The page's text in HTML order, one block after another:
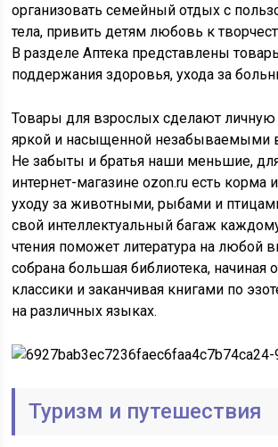
организовать семейный отдых с
тела, привить детям любовь к
В разделе Аптека представлены
поддержания здоровья, ухода за
Товары для взрослых сделают
яркой и насыщенной незабываемыми
Не забыты и братья наши меньшие,
интернет-магазине ozon.ru есть корма
уходу за животными, рыбами и
свой интеллектуальный багаж
чтения поможет литература на любой
собрана большая библиотека, начиная
классики и заканчивая книгами по
на различных языках.
Туризм и путешествия